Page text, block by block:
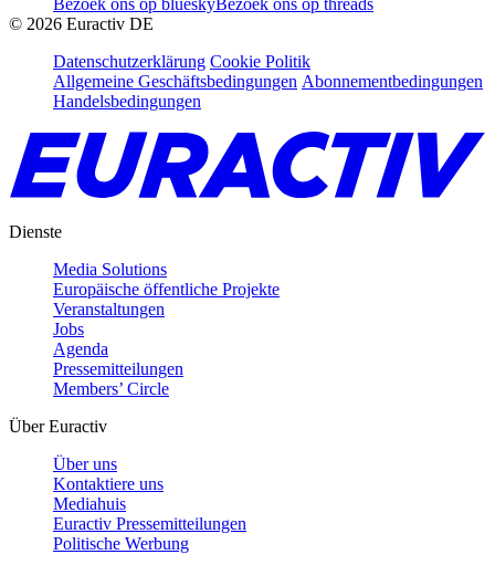
Bezoek ons op blueskyBezoek ons op threads
© 2026 Euractiv DE
Datenschutzerklärung Cookie Politik
Allgemeine Geschäftsbedingungen Abonnementbedingungen
Handelsbedingungen
Dienste
Media Solutions
Europäische öffentliche Projekte
Veranstaltungen
Jobs
Agenda
Pressemitteilungen
Members’ Circle
Über Euractiv
Über uns
Kontaktiere uns
Mediahuis
Euractiv Pressemitteilungen
Politische Werbung